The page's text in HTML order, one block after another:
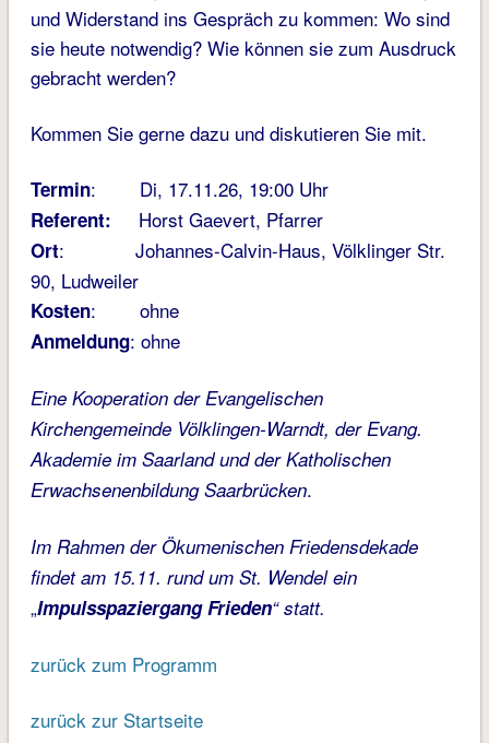
und Widerstand ins Gespräch zu kommen: Wo sind
sie heute notwendig? Wie können sie zum Ausdruck
gebracht werden?
Kommen Sie gerne dazu und diskutieren Sie mit.
Termin: Di, 17.11.26, 19:00 Uhr
Referent: Horst Gaevert, Pfarrer
Ort: Johannes-Calvin-Haus, Völklinger Str.
90, Ludweiler
Kosten: ohne
Anmeldung: ohne
Eine Kooperation der Evangelischen
Kirchengemeinde Völklingen-Warndt, der Evang.
Akademie im Saarland und der Katholischen
Erwachsenenbildung Saarbrücken.
Im Rahmen der Ökumenischen Friedensdekade
findet am 15.11. rund um St. Wendel ein
„Impulsspaziergang Frieden“ statt.
zurück zum Programm
zurück zur Startseite